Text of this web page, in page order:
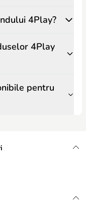
4Play?
4Play
pentru